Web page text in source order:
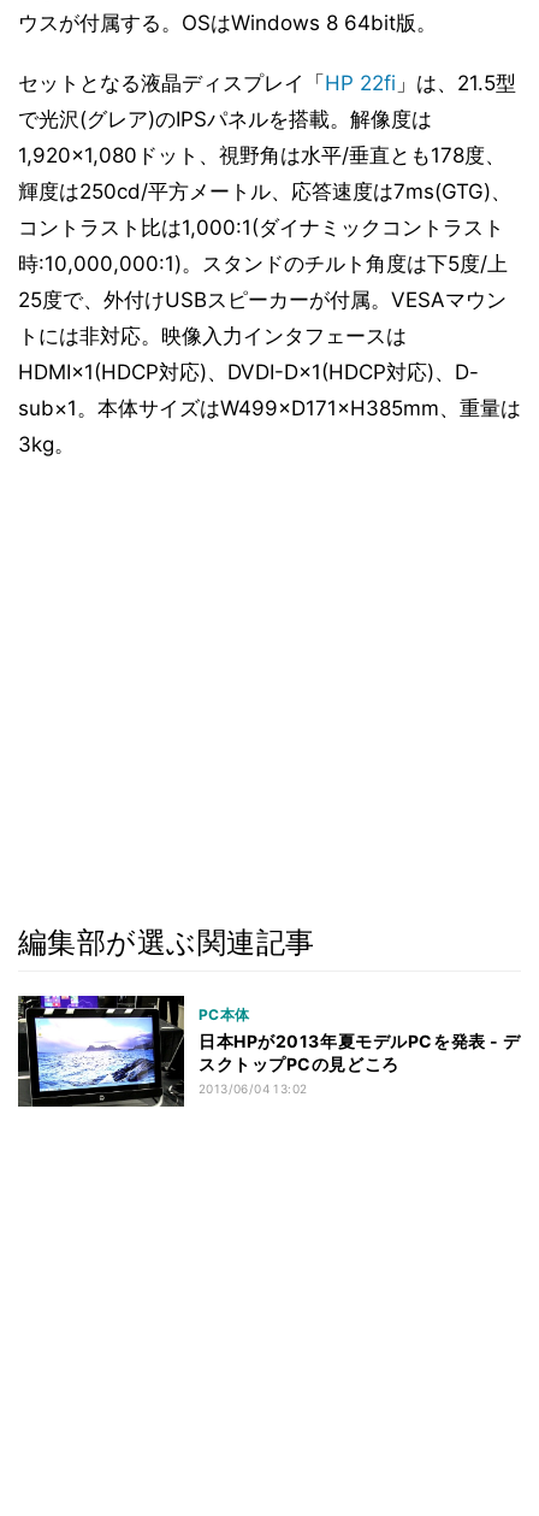
ウスが付属する。OSはWindows 8 64bit版。
セットとなる液晶ディスプレイ「 HP 22fi 」は、21.5型
で光沢(グレア)のIPSパネルを搭載。解像度は
1,920×1,080ドット、視野角は水平/垂直とも178度、
輝度は250cd/平方メートル、応答速度は7ms(GTG)、
コントラスト比は1,000:1(ダイナミックコントラスト
時:10,000,000:1)。スタンドのチルト角度は下5度/上
25度で、外付けUSBスピーカーが付属。VESAマウン
トには非対応。映像入力インタフェースは
HDMI×1(HDCP対応)、DVDI-D×1(HDCP対応)、D-
sub×1。本体サイズはW499×D171×H385mm、重量は
3kg。
編集部が選ぶ関連記事
PC本体
日本HPが2013年夏モデルPCを発表 - デ
スクトップPCの見どころ
2013/06/04 13:02